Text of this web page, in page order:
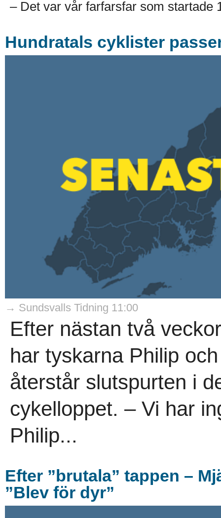
– Det var vår farfarsfar som startade
Hundratals cyklister
→ Sundsvalls Tidning 11:00
Efter nästan två
har tyskarna Philip
återstår slutspurten i
cykelloppet. – Vi har
Philip...
Efter ”brutala” tappen –
”Blev för dyr”